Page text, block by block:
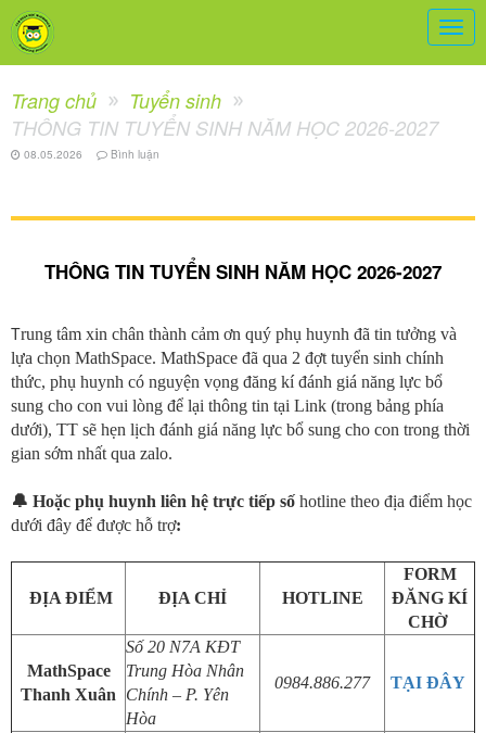
Trang chủ
Tuyển sinh
THÔNG TIN TUYỂN SINH NĂM HỌC 2026-2027
08.05.2026 Bình luận
THÔNG TIN TUYỂN SINH NĂM HỌC 2026-2027
Trung tâm xin chân thành cảm ơn quý phụ huynh đã tin tưởng và
lựa chọn MathSpace. MathSpace đã qua 2 đợt tuyển sinh chính
thức, phụ huynh có nguyện vọng đăng kí đánh giá năng lực bổ
sung cho con vui lòng để lại thông tin tại Link (trong bảng phía
dưới), TT sẽ hẹn lịch đánh giá năng lực bổ sung cho con trong thời
gian sớm nhất qua zalo.
🔔 Hoặc phụ huynh liên hệ trực tiếp số hotline theo địa điểm học
dưới đây để được hỗ trợ:
ĐỊA ĐIỂM ĐỊA CHỈ HOTLINE
FORM
ĐĂNG KÍ
CHỜ
MathSpace
Thanh Xuân
Số20 N7A KĐT
Trung Hòa Nhân
Chính – P. Yên
Hòa
0984.886.277 TẠI ĐÂY